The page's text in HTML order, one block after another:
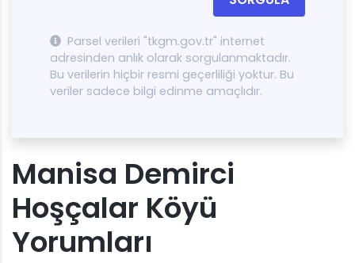
Parsel verileri "tkgm.gov.tr" internet
adresinden anlık olarak sorgulanmaktadır.
Bu verilerin hiçbir resmi geçerliliği yoktur. Bu
veriler sadece bilgi edinme amaçlıdır.
Manisa Demirci
Hoşçalar Köyü
Yorumları